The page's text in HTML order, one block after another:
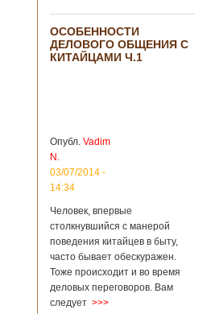
квадратных
километров.
Сообщается, что
12/02/2019 - 10:40
Удивительные
для туристов
вещи в Китае
Традиции и
образ жизни
существенно
отличаются от
европейского быта.
Мы собрали для
вас информацию о
вещах, которые
больше всего
удивляют туристов
ОСОБЕННОСТИ
ДЕЛОВОГО ОБЩЕНИЯ С
КИТАЙЦАМИ Ч.1
Опубл. Vadim
N.
03/07/2014 -
14:34
Человек, впервые
столкнувшийся с манерой
поведения китайцев в быту,
часто бывает обескуражен.
Тоже происходит и во время
деловых переговоров. Вам
следует >>>